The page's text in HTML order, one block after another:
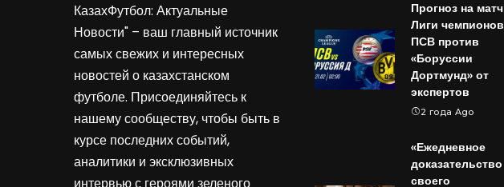
КазахФутбол: Актуальные
Новости" – ваш главный источник
самых свежих и интересных
новостей о казахстанском
футболе. Присоединяйтесь к
нашему сообществу, чтобы быть в
курсе последних событий,
аналитики и эксклюзивных
Прогноз на матч
Лиги чемпионов
ПСВ против
«Боруссии
Дортмунд» от
экспертов
2 года Ago
«Ежедневное
доказательство
своего